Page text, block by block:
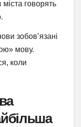
говорять
зобов’язані
мову.
коли